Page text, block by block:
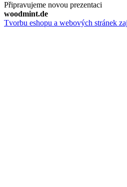
Připravujeme novou prezentaci
woodmint.de
Tvorbu eshopu a webových stránek